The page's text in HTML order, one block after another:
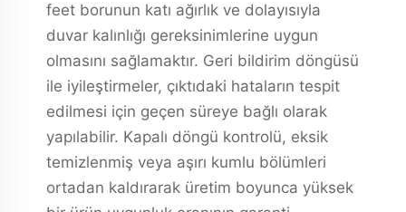
feet borunun katı ağırlık ve dolayısıyla
duvar kalınlığı gereksinimlerine uygun
olmasını sağlamaktır. Geri bildirim döngüsü
ile iyileştirmeler, çıktıdaki hataların tespit
edilmesi için geçen süreye bağlı olarak
yapılabilir. Kapalı döngü kontrolü, eksik
temizlenmiş veya aşırı kumlu bölümleri
ortadan kaldırarak üretim boyunca yüksek